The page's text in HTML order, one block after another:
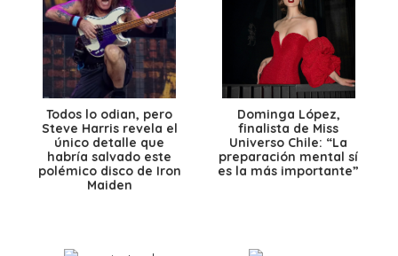
Todos lo odian, pero
Steve Harris revela el
único detalle que
habría salvado este
polémico disco de Iron
Maiden
Dominga López,
finalista de Miss
Universo Chile: “La
preparación mental sí
es la más importante”